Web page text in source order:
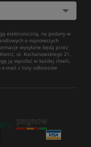
elektroniczną, na podany w
o najnowszych
wysyłane będą przez
ul. Kochanowskiego 21.
ją wycofać w każdej chwili,
e-mail z listy odbiorców